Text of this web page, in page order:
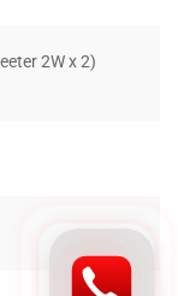
2W x 2)